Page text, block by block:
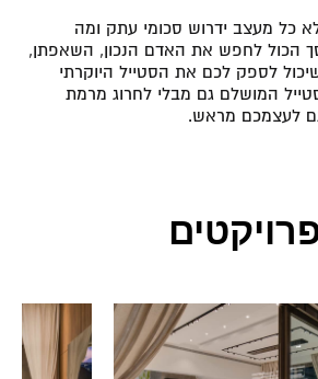
לא כל מעצב ידרוש סכומי עתק ומה
הכול לחפש את האדם הנכון, השאפתן,
לספק לכם את הסטייל היוקרתי
המושלם גם מבלי לחרוג מרמת
לעצמכם מראש.